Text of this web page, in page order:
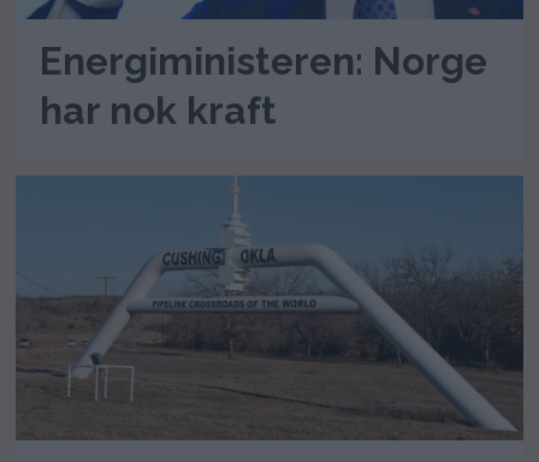
Energiministeren: Norge
har nok kraft